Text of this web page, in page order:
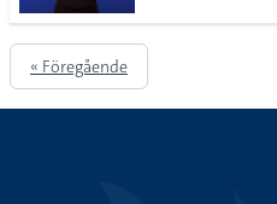
« Föregående